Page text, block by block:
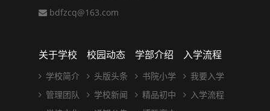
bdfzcq@163.com
关于学校
学校简介
管理团队
校园动态
头版头条
学校新闻
学部介绍
书院小学
精品初中
入学流程
我要入学
入学流程